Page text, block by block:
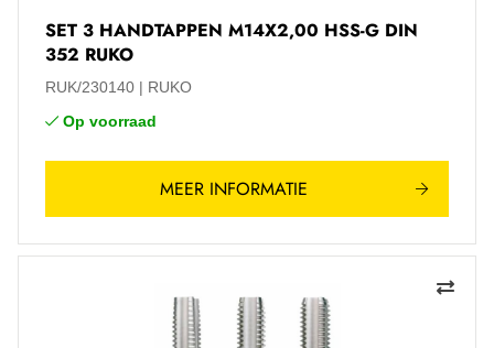
SET 3 HANDTAPPEN M14X2,00 HSS-G DIN
352 RUKO
RUK/230140
RUKO
Op voorraad
MEER INFORMATIE